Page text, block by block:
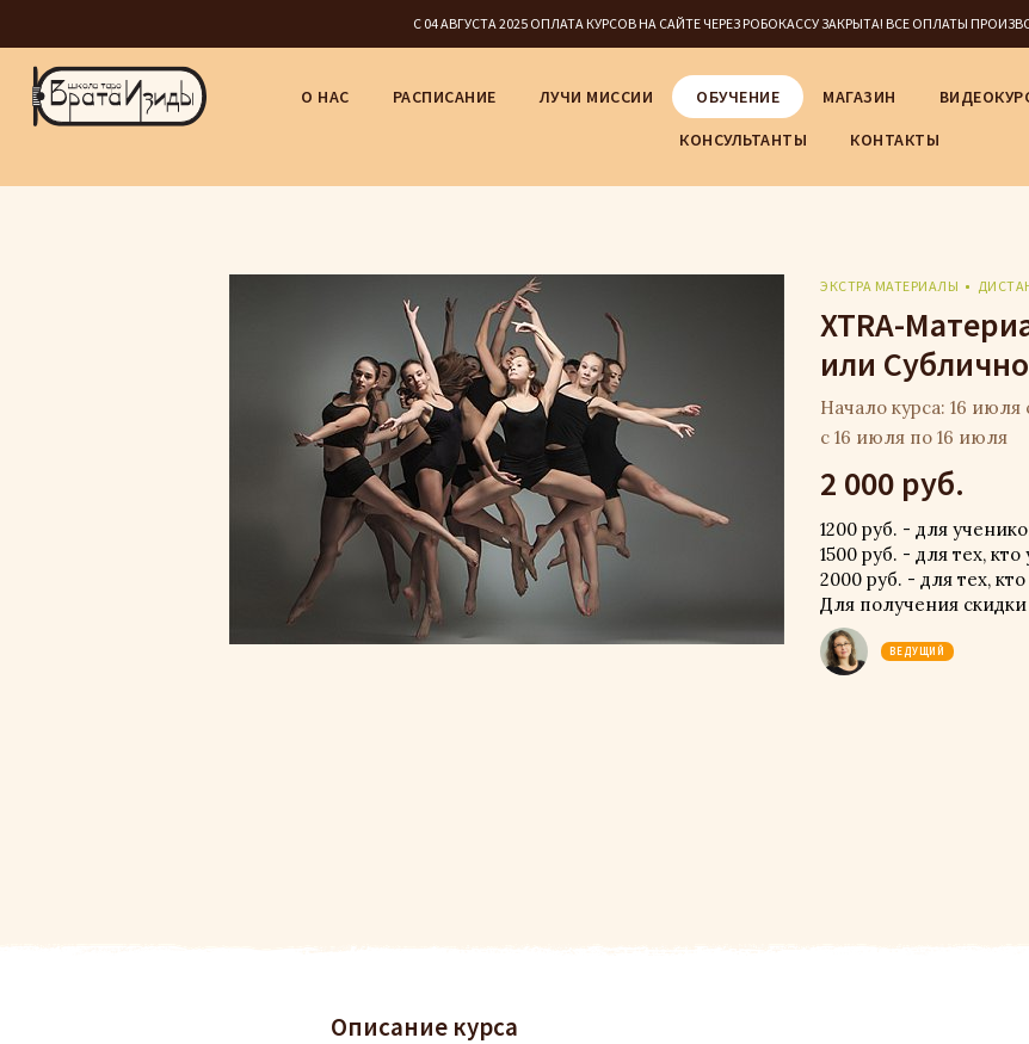
С 04 АВГУСТА 2025 ОПЛАТА КУРСОВ НА САЙТЕ ЧЕРЕЗ РОБОКАССУ ЗАКРЫТА! ВСЕ ОПЛАТЫ
О НАС РАСПИСАНИЕ ЛУЧИ МИССИИ ОБУЧЕНИЕ МАГАЗИН
КОНСУЛЬТАНТЫ
КОНТАКТЫ
ЭКСТРА МАТЕРИАЛЫ
XTRA-
или
Начало курса: 16 июля
с 16 июля по 16 июля
2 000 руб.
1200 руб. - для
1500 руб. - для тех,
2000 руб. - для тех,
Для получения
ВЕДУЩИЙ
Описание курса